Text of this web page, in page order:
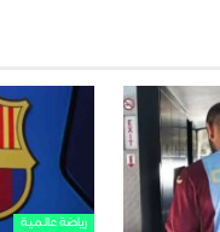
رياضة عالمية